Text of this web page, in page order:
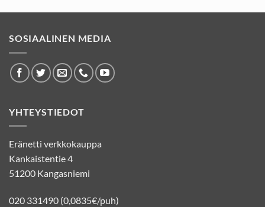
SOSIAALINEN MEDIA
YHTEYSTIEDOT
Eränetti verkkokauppa
Kankaistentie 4
51200 Kangasniemi
020 331490 (0,0835€/puh)